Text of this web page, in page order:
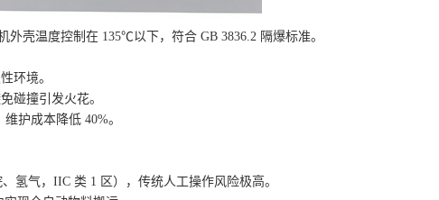
壳温度控制在 135℃以下，符合 GB 3836.2 隔爆标准。
环境。
碰撞引发火花。
护成本降低 40%。
氢气，IIC 类 1 区），传统人工操作风险极高。